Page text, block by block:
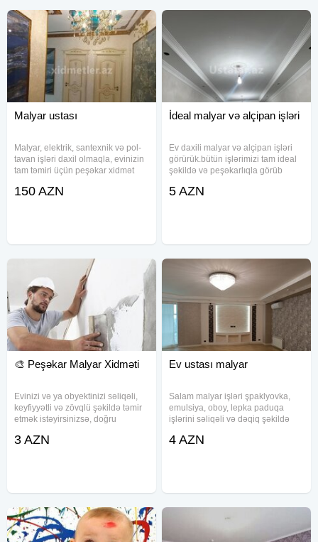
Malyar ustası
Malyar, elektrik, santexnik və pol-
tavan işləri daxil olmaqla, evinizin
tam təmiri üçün peşəkar xidmət
yüksək keyfiyyət və dəqiqliklə
150 AZN
İdeal malyar və alçipan işləri
Ev daxili malyar və alçipan işləri
görürük.bütün işlərimizi tam ideal
şəkildə və peşəkarlıqla görüb
nömrəyə zəng edə bilərsiz.vp
5 AZN
🎨 Peşəkar Malyar Xidməti
Evinizi və ya obyektinizi səliqəli,
keyfiyyətli və zövqlü şəkildə təmir
etmək istəyirsinizsə, doğru
ideal hamarlanması Paduqa işləri
3 AZN
Ev ustası malyar
Salam malyar işləri şpaklyovka,
emulsiya, oboy, lepka paduqa
işlərini səliqəli və dəqiq şəkildə
4 AZN